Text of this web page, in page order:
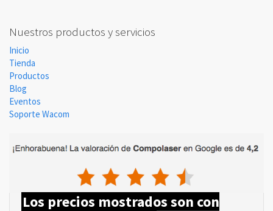
Nuestros productos y servicios
Inicio
Tienda
Productos
Blog
Eventos
Soporte Wacom
Los precios mostrados son con